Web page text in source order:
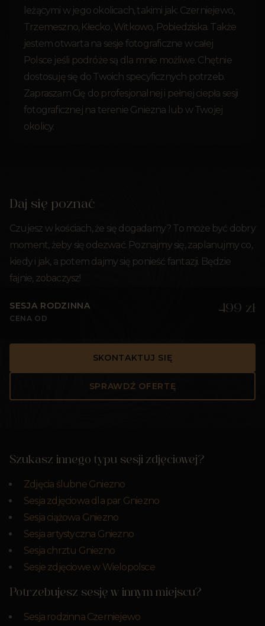
leżącymi w jego okolicach, takimi jak: Czerniejewo,
Trzemeszno, Kłecko, Witkowo, Pobiedziska. Także
jestem otwarta na sesje fotograficzne w całej
Polsce jeśli podróże są dla mnie możliwe. Chętnie
dostosuję się do Twoich specyficznych potrzeb.
Zapraszam Cię do profesjonalnej i pełnej ciepła sesji
fotograficznej na terenie Gniezna lub w Twojej
okolicy.
Daj się poznać
Czujesz w kościach, że się dogadamy? To może być dobry
moment, żeby się odezwać. Poznajmy się, zaplanujmy co,
kiedy i jak, a potem dajmy się ponieść fantazji. Będzie
fajnie, zobaczysz!
SESJA RODZINNA
CENA OD
499 zł
SKONTAKTUJ SIĘ
SPRAWDŹ OFERTĘ
Szukasz innego typu sesji zdjęciowej?
Zdjęcia ślubne Gniezno
Sesja zdjęciowa dla par Gniezno
Sesja ciążowa Gniezno
Sesja artystyczna Gniezno
Sesja chrztu Gniezno
Sesje zdjęciowe w Wielopolsce
Potrzebujesz sesję w innym miejscu?
Sesja rodzinna Czerniejewo